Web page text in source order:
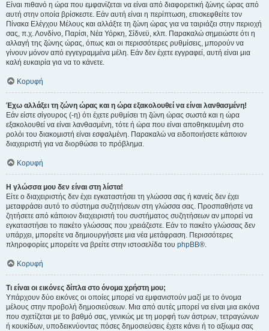
Είναι πιθανό η ώρα που εμφανίζεται να είναι από διαφορετική ζώνης ώρας από
αυτή στην οποία βρίσκεστε. Εάν αυτή είναι η περίπτωση, επισκεφθείτε τον
Πίνακα Ελέγχου Μέλους και αλλάξτε τη ζώνη ώρας για να ταιριάζει στην περιοχή
σας, π.χ. Λονδίνο, Παρίσι, Νέα Υόρκη, Σίδνεϋ, κλπ. Παρακαλώ σημειώστε ότι η
αλλαγή της ζώνης ώρας, όπως και οι περισσότερες ρυθμίσεις, μπορούν να
γίνουν μόνον από εγγεγραμμένα μέλη. Εάν δεν έχετε εγγραφεί, αυτή είναι μια
καλή ευκαιρία για να το κάνετε.
Κορυφή
Έχω αλλάξει τη ζώνη ώρας και η ώρα εξακολουθεί να είναι λανθασμένη!
Εάν είστε σίγουρος (-η) ότι έχετε ρυθμίσει τη ζώνη ώρας σωστά και η ώρα
εξακολουθεί να είναι λανθασμένη, τότε ή ώρα που είναι αποθηκευμένη στο
ρολόι του διακομιστή είναι εσφαλμένη. Παρακαλώ να ειδοποιήσετε κάποιον
διαχειριστή για να διορθώσει το πρόβλημα.
Κορυφή
Η γλώσσα μου δεν είναι στη λίστα!
Είτε ο διαχειριστής δεν έχει εγκαταστήσει τη γλώσσα σας ή κανείς δεν έχει
μεταφράσει αυτό το σύστημα συζητήσεων στη γλώσσα σας. Προσπαθήστε να
ζητήσετε από κάποιον διαχειριστή του συστήματος συζητήσεων αν μπορεί να
εγκαταστήσει το πακέτο γλώσσας που χρειάζεστε. Εάν το πακέτο γλώσσας δεν
υπάρχει, μπορείτε να δημιουργήσετε μια νέα μετάφραση. Περισσότερες
πληροφορίες μπορείτε να βρείτε στην ιστοσελίδα του phpBB®.
Κορυφή
Τι είναι οι εικόνες δίπλα στο όνομα χρήστη μου;
Υπάρχουν δύο εικόνες οι οποίες μπορεί να εμφανιστούν μαζί με το όνομα
μέλους στην προβολή δημοσιεύσεων. Μια από αυτές μπορεί να είναι μια εικόνα
που σχετίζεται με το βαθμό σας, γενικώς με τη μορφή των άστρων, τετραγώνων
ή κουκίδων, υποδεικνύοντας πόσες δημοσιεύσεις έχετε κάνει ή το αξίωμα σας